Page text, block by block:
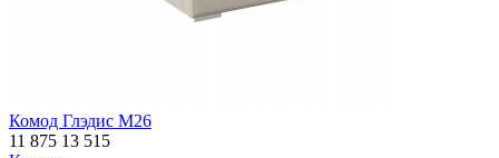
Комод Глэдис М26
11 875 13 515